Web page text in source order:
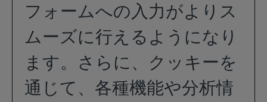
フォームへの入力がよりス
ムーズに行えるようになり
ます。さらに、クッキーを
通じて、各種機能や分析情